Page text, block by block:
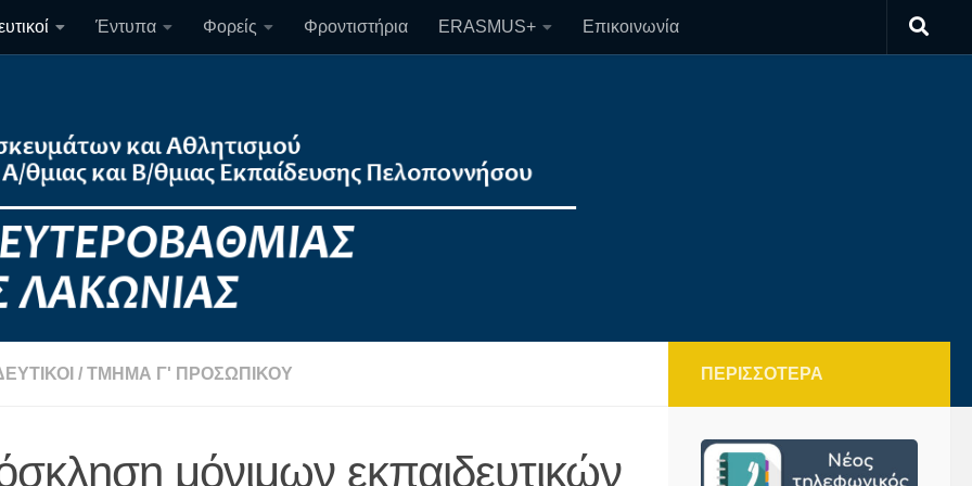
Έντυπα Φορείς Φροντιστήρια ERASMUS+ Επικοινωνία
/ ΤΜΉΜΑ Γ' ΠΡΟΣΩΠΙΚΟΎ
μόνιμων εκπαιδευτικών
ΠΕΡΙΣΣΌΤΕΡΑ